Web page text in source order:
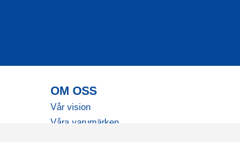
OM OSS
Vår vision
Våra varumärken